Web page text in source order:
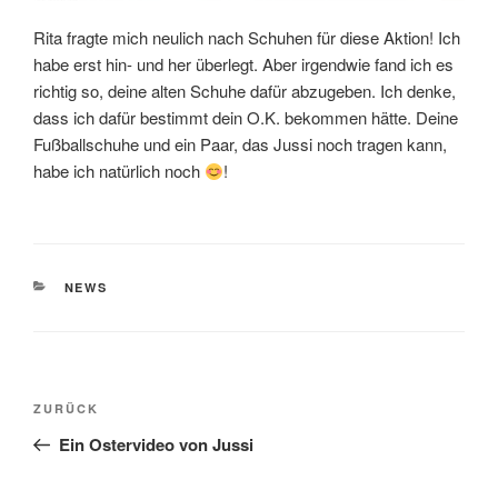
Rita fragte mich neulich nach Schuhen für diese Aktion! Ich
habe erst hin- und her überlegt. Aber irgendwie fand ich es
richtig so, deine alten Schuhe dafür abzugeben. Ich denke,
dass ich dafür bestimmt dein O.K. bekommen hätte. Deine
Fußballschuhe und ein Paar, das Jussi noch tragen kann,
habe ich natürlich noch
!
KATEGORIEN
NEWS
Beitragsnavigation
Vorheriger
Beitrag
ZURÜCK
Ein Ostervideo von Jussi